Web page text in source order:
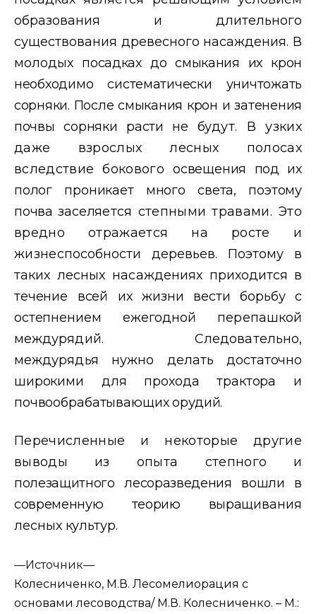
образования и длительного
существования древесного насаждения. В
молодых посадках до смыкания их крон
необходимо систематически уничтожать
сорняки. После смыкания крон и затенения
почвы сорняки расти не будут. В узких
даже взрослых лесных полосах
вследствие бокового освещения под их
полог проникает много света, поэтому
почва заселяется степными травами. Это
вредно отражается на росте и
жизнеспособности деревьев. Поэтому в
таких лесных насаждениях приходится в
течение всей их жизни вести борьбу с
остепнением ежегодной перепашкой
междурядий. Следовательно,
междурядья нужно делатьдостаточно
широкими для прохода трактора и
почвообрабатывающихорудий.
Перечисленные и некоторые другие
выводы из опыта степного и
полезащитного лесоразведения вошли в
современную теорию выращивания
лесных культур.
—Источник—
Колесниченко, М.В. Лесомелиорация с
основами лесоводства/ М.В. Колесниченко. – М.: